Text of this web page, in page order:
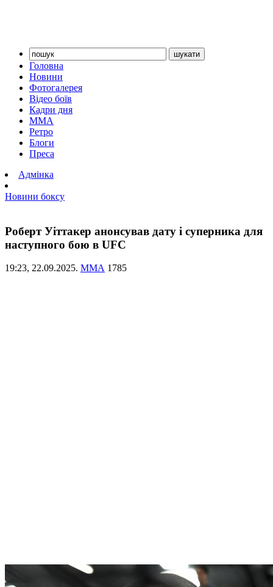
Головна
Новини
Фотогалерея
Відео боїв
Кадри дня
ММА
Ретро
Блоги
Преса
Адмінка
Новини боксу
Роберт Уіттакер анонсував дату і суперника для
наступного бою в UFC
19:23, 22.09.2025. ММА 1785